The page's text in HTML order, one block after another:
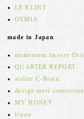
LE KLINT
OSMIA
made in Japan
momentum factory Orii
QUARTER REPORT
atelier C-Brain
design mori connection
MY HONEY
iiwan